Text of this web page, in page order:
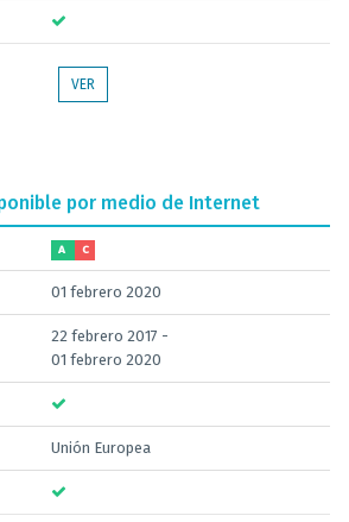
VER
por medio de Internet
A C
01 febrero 2020
22 febrero 2017 -
01 febrero 2020
Unión Europea